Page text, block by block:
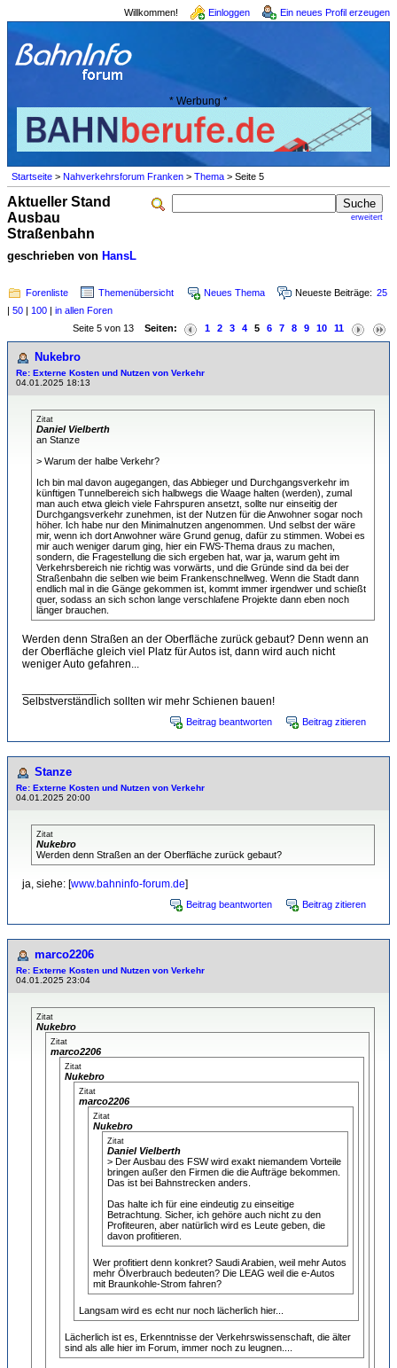
Willkommen! Einloggen Ein neues Profil erzeugen
* Werbung *
Startseite > Nahverkehrsforum Franken > Thema > Seite 5
erweitert
Aktueller Stand
Ausbau
Straßenbahn
geschrieben von HansL
Forenliste Themenübersicht Neues Thema Neueste Beiträge: 25
| 50 | 100 | in allen Foren
Seite 5 von 13 Seiten: 1 2 3 4 5 6 7 8 9 10 11
Nukebro
Re: Externe Kosten und Nutzen von Verkehr
04.01.2025 18:13
Zitat
Daniel Vielberth
an Stanze
> Warum der halbe Verkehr?
Ich bin mal davon augegangen, das Abbieger und Durchgangsverkehr im
künftigen Tunnelbereich sich halbwegs die Waage halten (werden), zumal
man auch etwa gleich viele Fahrspuren ansetzt, sollte nur einseitig der
Durchgangsverkehr zunehmen, ist der Nutzen für die Anwohner sogar noch
höher. Ich habe nur den Minimalnutzen angenommen. Und selbst der wäre
mir, wenn ich dort Anwohner wäre Grund genug, dafür zu stimmen. Wobei es
mir auch weniger darum ging, hier ein FWS-Thema draus zu machen,
sondern, die Fragestellung die sich ergeben hat, war ja, warum geht im
Verkehrsbereich nie richtig was vorwärts, und die Gründe sind da bei der
Straßenbahn die selben wie beim Frankenschnellweg. Wenn die Stadt dann
endlich mal in die Gänge gekommen ist, kommt immer irgendwer und schießt
quer, sodass an sich schon lange verschlafene Projekte dann eben noch
länger brauchen.
Werden denn Straßen an der Oberfläche zurück gebaut? Denn wenn an
der Oberfläche gleich viel Platz für Autos ist, dann wird auch nicht
weniger Auto gefahren...
Selbstverständlich sollten wir mehr Schienen bauen!
Beitrag beantworten Beitrag zitieren
Stanze
Re: Externe Kosten und Nutzen von Verkehr
04.01.2025 20:00
Zitat
Nukebro
Werden denn Straßen an der Oberfläche zurück gebaut?
ja, siehe: [www.bahninfo-forum.de]
Beitrag beantworten Beitrag zitieren
marco2206
Re: Externe Kosten und Nutzen von Verkehr
04.01.2025 23:04
Zitat
Nukebro
Zitat
marco2206
Zitat
Nukebro
Zitat
marco2206
Zitat
Nukebro
Zitat
Daniel Vielberth
> Der Ausbau des FSW wird exakt niemandem Vorteile
bringen außer den Firmen die die Aufträge bekommen.
Das ist bei Bahnstrecken anders.
Das halte ich für eine eindeutig zu einseitige
Betrachtung. Sicher, ich gehöre auch nicht zu den
Profiteuren, aber natürlich wird es Leute geben, die
davon profitieren.
Wer profitiert denn konkret? Saudi Arabien, weil mehr Autos
mehr Ölverbrauch bedeuten? Die LEAG weil die e-Autos
mit Braunkohle-Strom fahren?
Langsam wird es echt nur noch lächerlich hier...
Lächerlich ist es, Erkenntnisse der Verkehrswissenschaft, die älter
sind als alle hier im Forum, immer noch zu leugnen....